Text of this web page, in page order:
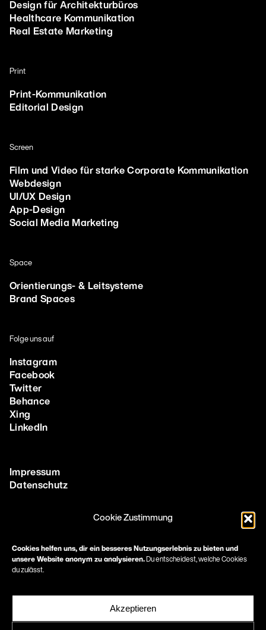
Cookie Zustimmung
Cookies helfen uns, dir ein besseres Nutzungserlebnis zu bieten und
unsere Website anonym zu analysieren. Du entscheidest, welche Cookies
du zulässt.
Akzeptieren
Design für Architekturbüros
Healthcare Kommunikation
Real Estate Marketing
Print
Print-Kommunikation
Editorial Design
Screen
Film und Video für starke Corporate Kommunikation
Webdesign
UI/UX Design
App-Design
Social Media Marketing
Space
Orientierungs- & Leitsysteme
Brand Spaces
Methoden & Tools
Corporate Design Agentur in Frankfurt
Print Design Agentur
Marketing für Architekten
Folge uns auf
Instagram
Facebook
Twitter
Behance
Xing
LinkedIn
Impressum
Datenschutz